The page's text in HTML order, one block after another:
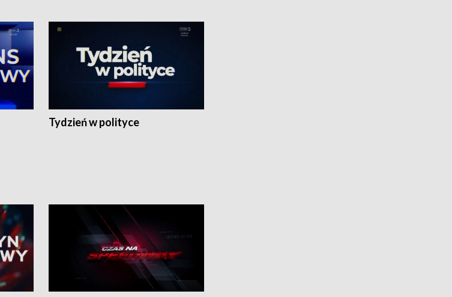
Tydzień w polityce